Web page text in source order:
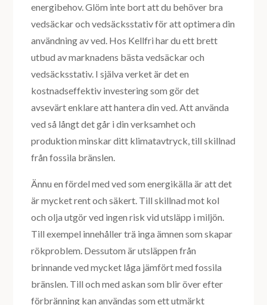
energibehov. Glöm inte bort att du behöver bra
vedsäckar och vedsäcksstativ för att optimera din
användning av ved. Hos Kellfri har du ett brett
utbud av marknadens bästa vedsäckar och
vedsäcksstativ. I själva verket är det en
kostnadseffektiv investering som gör det
avsevärt enklare att hantera din ved. Att använda
ved så långt det går i din verksamhet och
produktion minskar ditt klimatavtryck, till skillnad
från fossila bränslen.
Ännu en fördel med ved som energikälla är att det
är mycket rent och säkert. Till skillnad mot kol
och olja utgör ved ingen risk vid utsläpp i miljön.
Till exempel innehåller trä inga ämnen som skapar
rökproblem. Dessutom är utsläppen från
brinnande ved mycket låga jämfört med fossila
bränslen. Till och med askan som blir över efter
förbränning kan användas som ett utmärkt